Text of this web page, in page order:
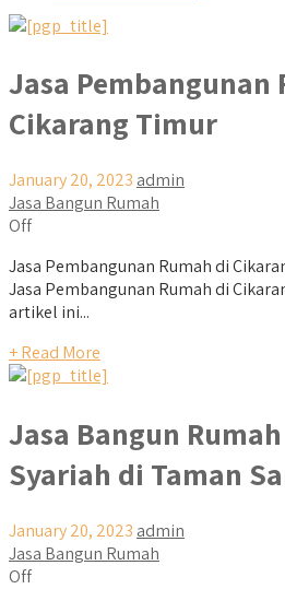
Jasa Pembangunan
Cikarang Timur
January 20, 2023 admin
Jasa Bangun Rumah
Off
Jasa Pembangunan Rumah di
Jasa Pembangunan Rumah di
artikel ini...
+ Read More
Jasa Bangun
Syariah di Taman
January 20, 2023 admin
Jasa Bangun Rumah
Off